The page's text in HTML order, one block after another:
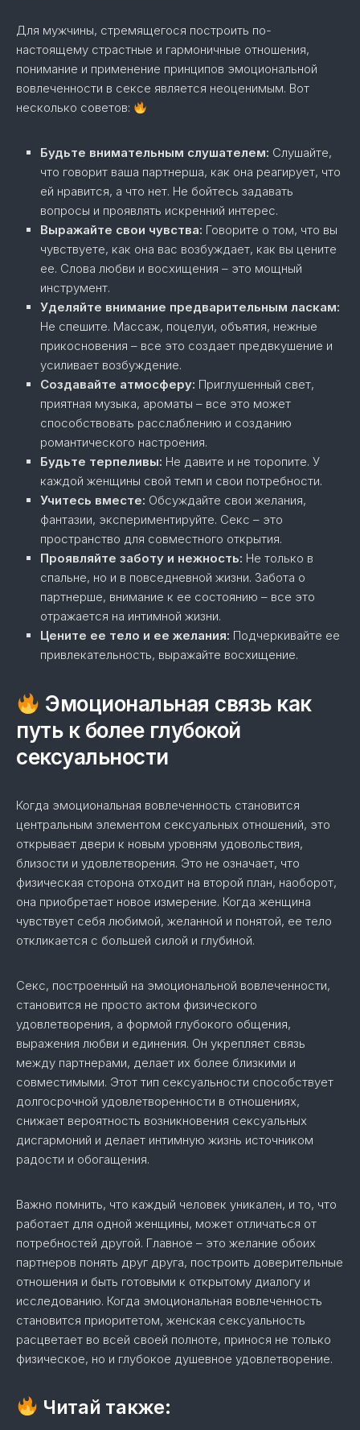
Для мужчины, стремящегося построить по-
настоящему страстные и гармоничные отношения,
понимание и применение принципов эмоциональной
вовлеченности в сексе является неоценимым. Вот
несколько советов:
Будьте внимательным слушателем: Слушайте,
что говорит ваша партнерша, как она реагирует, что
ей нравится, а что нет. Не бойтесь задавать
вопросы и проявлять искренний интерес.
Выражайте свои чувства: Говорите о том, что вы
чувствуете, как она вас возбуждает, как вы цените
ее. Слова любви и восхищения – это мощный
инструмент.
Уделяйте внимание предварительным ласкам:
Не спешите. Массаж, поцелуи, объятия, нежные
прикосновения – все это создает предвкушение и
усиливает возбуждение.
Создавайте атмосферу: Приглушенный свет,
приятная музыка, ароматы – все это может
способствовать расслаблению и созданию
романтического настроения.
Будьте терпеливы: Не давите и не торопите. У
каждой женщины свой темп и свои потребности.
Учитесь вместе: Обсуждайте свои желания,
фантазии, экспериментируйте. Секс – это
пространство для совместного открытия.
Проявляйте заботу и нежность: Не только в
спальне, но и в повседневной жизни. Забота о
партнерше, внимание к ее состоянию – все это
отражается на интимной жизни.
Цените ее тело и ее желания: Подчеркивайте ее
привлекательность, выражайте восхищение.
Эмоциональная связь как
путь к более глубокой
сексуальности
Когда эмоциональная вовлеченность становится
центральным элементом сексуальных отношений, это
открывает двери к новым уровням удовольствия,
близости и удовлетворения. Это не означает, что
физическая сторона отходит на второй план, наоборот,
она приобретает новое измерение. Когда женщина
чувствует себя любимой, желанной и понятой, ее тело
откликается с большей силой и глубиной.
Секс, построенный на эмоциональной вовлеченности,
становится не просто актом физического
удовлетворения, а формой глубокого общения,
выражения любви и единения. Он укрепляет связь
между партнерами, делает их более близкими и
совместимыми. Этот тип сексуальности способствует
долгосрочной удовлетворенности в отношениях,
снижает вероятность возникновения сексуальных
дисгармоний и делает интимную жизнь источником
радости и обогащения.
Важно помнить, что каждый человек уникален, и то, что
работает для одной женщины, может отличаться от
потребностей другой. Главное – это желание обоих
партнеров понять друг друга, построить доверительные
отношения и быть готовыми к открытому диалогу и
исследованию. Когда эмоциональная вовлеченность
становится приоритетом, женская сексуальность
расцветает во всей своей полноте, принося не только
физическое, но и глубокое душевное удовлетворение.
Читай также: